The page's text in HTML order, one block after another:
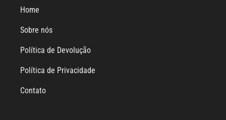
Home
Sobre nós
Política de Devolução
Política de Privacidade
Contato